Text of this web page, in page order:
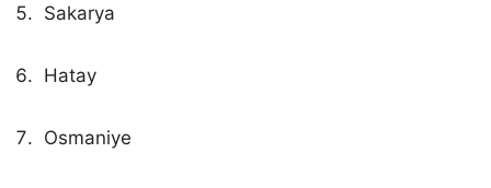
Sakarya
Hatay
Osmaniye